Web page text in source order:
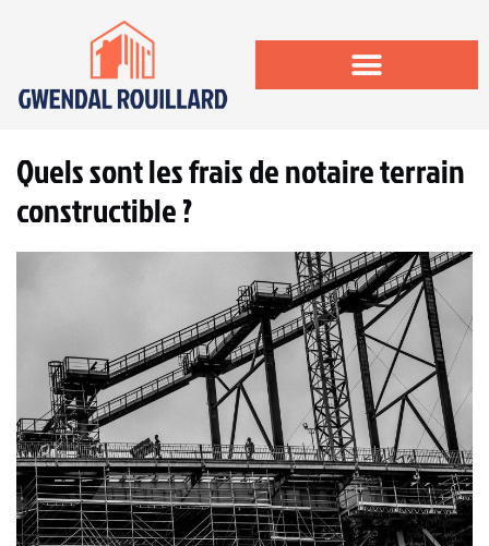
Quels sont les frais de notaire terrain
constructible ?